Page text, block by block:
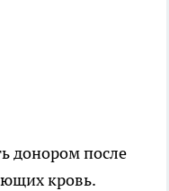
донором после
кровь.